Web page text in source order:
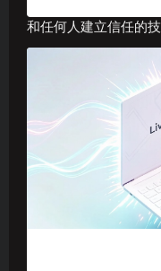
和任何人建立信任的